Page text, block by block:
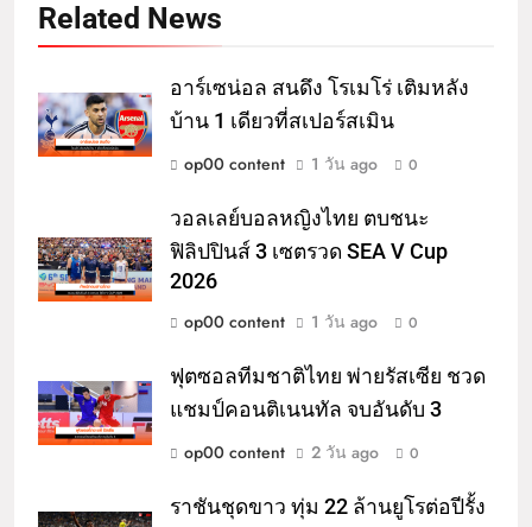
Related News
อาร์เซน่อล สนดึง โรเมโร่ เติมหลัง
บ้าน 1 เดียวที่สเปอร์สเมิน
op00 content
1 วัน ago 0
วอลเลย์บอลหญิงไทย ตบชนะ
ฟิลิปปินส์ 3 เซตรวด SEA V Cup
2026
op00 content
1 วัน ago 0
ฟุตซอลทีมชาติไทย พ่ายรัสเซีย ชวด
แชมป์คอนติเนนทัล จบอันดับ 3
op00 content
2 วัน ago 0
ราชันชุดขาว ทุ่ม 22 ล้านยูโรต่อปีรั้ง